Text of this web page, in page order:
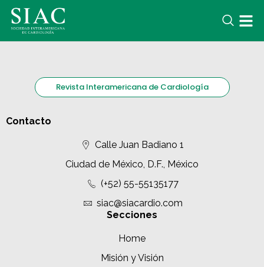
Revista Interamericana de Cardiología
Contacto
Calle Juan Badiano 1
Ciudad de México, D.F., México
(+52) 55-55135177
siac@siacardio.com
Secciones
Home
Misión y Visión